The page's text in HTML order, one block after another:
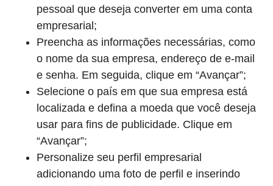
pessoal que deseja converter em uma conta
empresarial;
Preencha as informações necessárias, como
o nome da sua empresa, endereço de e-mail
e senha. Em seguida, clique em “Avançar”;
Selecione o país em que sua empresa está
localizada e defina a moeda que você deseja
usar para fins de publicidade. Clique em
“Avançar”;
Personalize seu perfil empresarial
adicionando uma foto de perfil e inserindo